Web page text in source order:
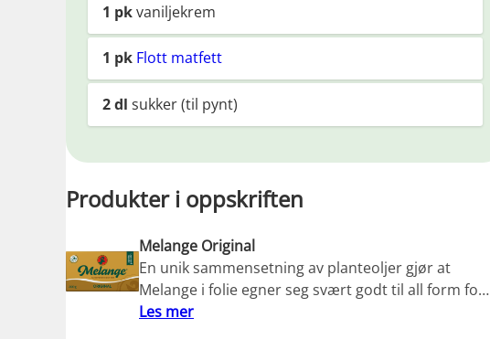
1 pkvaniljekrem
1 pk Flott matfett
2dl sukker (til pynt)
Produkter i oppskriften
Melange Original
En unik sammensetning av planteoljer gjør at
Melange i folie egner seg svært godt til all form fo…
Les mer